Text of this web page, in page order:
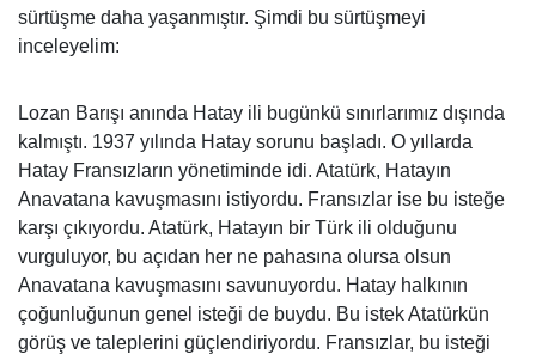
sürtüşme daha yaşanmıştır. Şimdi bu sürtüşmeyi
inceleyelim:
Lozan Barışı anında Hatay ili bugünkü sınırlarımız dışında
kalmıştı. 1937 yılında Hatay sorunu başladı. O yıllarda
Hatay Fransızların yönetiminde idi. Atatürk, Hatayın
Anavatana kavuşmasını istiyordu. Fransızlar ise bu isteğe
karşı çıkıyordu. Atatürk, Hatayın bir Türk ili olduğunu
vurguluyor, bu açıdan her ne pahasına olursa olsun
Anavatana kavuşmasını savunuyordu. Hatay halkının
çoğunluğunun genel isteği de buydu. Bu istek Atatürkün
görüş ve taleplerini güçlendiriyordu. Fransızlar, bu isteği